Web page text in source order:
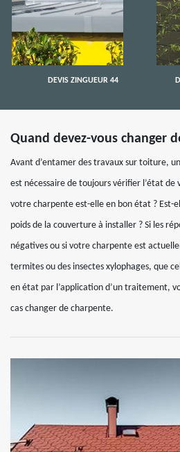
DEVIS ZINGUEUR 44
Quand devez-vous changer
Avant d’entamer des travaux sur toiture,
est nécessaire de toujours vérifier l’état
votre charpente est-elle en bon état ? Est-
poids de la couverture à installer ? Si les
négatives ou si votre charpente est
termites ou des insectes xylophages, que
en état par l’application d’un traitement,
cas changer de charpente.